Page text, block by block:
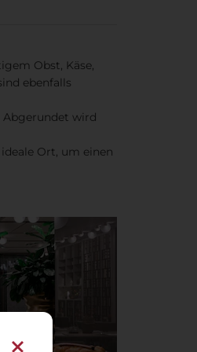
Obst, Käse,
ebenfalls
Abgerundet wird
Ort, um einen